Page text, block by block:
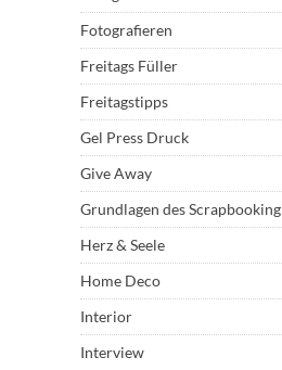
Fotografieren
Freitags Füller
Freitagstipps
Gel Press Druck
Give Away
Grundlagen des Scrapbooking
Herz & Seele
Home Deco
Interior
Interview